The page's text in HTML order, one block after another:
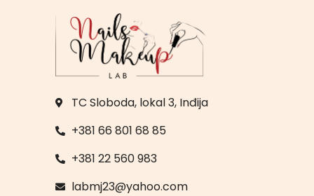
TC Sloboda, lokal 3, Inđija
+381 66 801 68 85
+381 22 560 983
labmj23@yahoo.com